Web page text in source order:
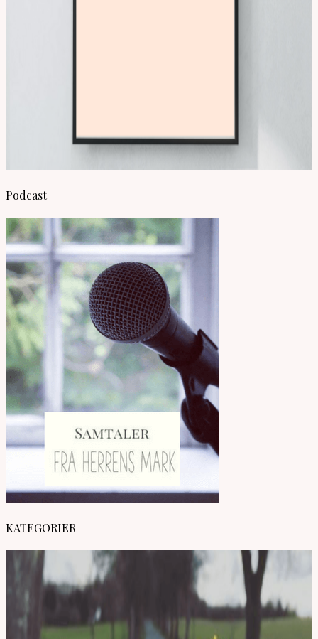
Podcast
KATEGORIER